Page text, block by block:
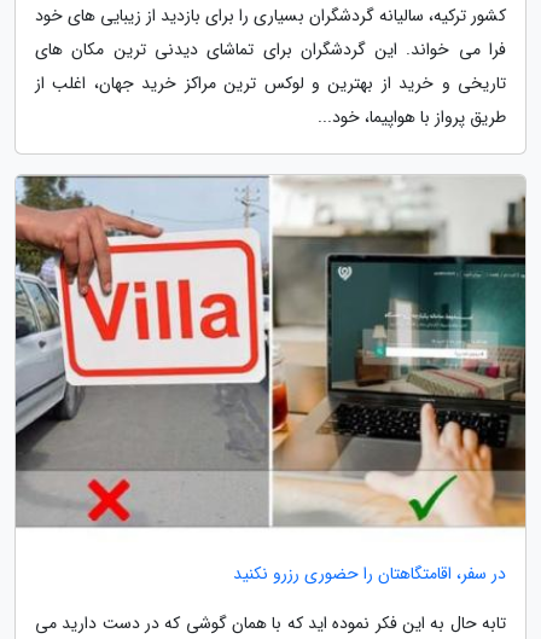
کشور ترکیه، سالیانه گردشگران بسیاری را برای بازدید از زیبایی های خود
فرا می خواند. این گردشگران برای تماشای دیدنی ترین مکان های
تاریخی و خرید از بهترین و لوکس ترین مراکز خرید جهان، اغلب از
طریق پرواز با هواپیما، خود...
در سفر، اقامتگاهتان را حضوری رزرو نکنید
تابه حال به این فکر نموده اید که با همان گوشی که در دست دارید می